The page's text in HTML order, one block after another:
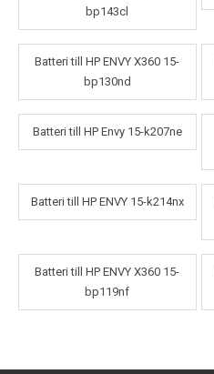
bp143cl
Batteri till HP ENVY X360 15-
bp130nd
Batteri till HP Envy 15-k207ne
Batteri till HP ENVY 15-k214nx
Batteri till HP ENVY X360 15-
bp119nf